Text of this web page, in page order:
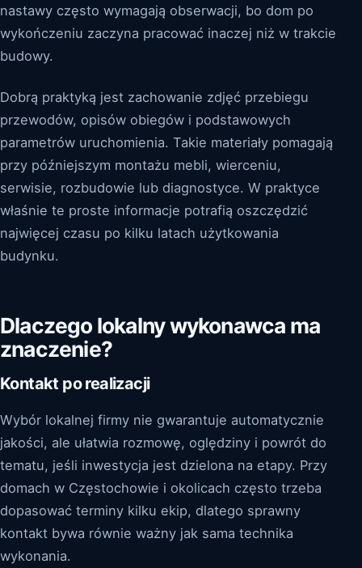
nastawy często wymagają obserwacji, bo dom po
wykończeniu zaczyna pracować inaczej niż w trakcie
budowy.
Dobrą praktyką jest zachowanie zdjęć przebiegu
przewodów, opisów obiegów i podstawowych
parametrów uruchomienia. Takie materiały pomagają
przy późniejszym montażu mebli, wierceniu,
serwisie, rozbudowie lub diagnostyce. W praktyce
właśnie te proste informacje potrafią oszczędzić
najwięcej czasu po kilku latach użytkowania
budynku.
Dlaczego lokalny wykonawca ma
znaczenie?
Kontakt po realizacji
Wybór lokalnej firmy nie gwarantuje automatycznie
jakości, ale ułatwia rozmowę, oględziny i powrót do
tematu, jeśli inwestycja jest dzielona na etapy. Przy
domach w Częstochowie i okolicach często trzeba
dopasować terminy kilku ekip, dlatego sprawny
kontakt bywa równie ważny jak sama technika
wykonania.